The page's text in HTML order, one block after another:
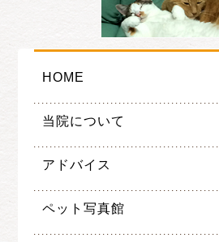
HOME
当院について
アドバイス
ペット写真館